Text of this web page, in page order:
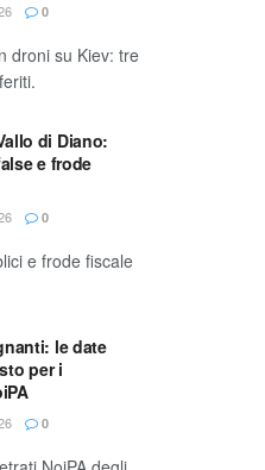
0
droni su Kiev: tre
di Diano:
e frode
0
e frode fiscale
le date
per i
0